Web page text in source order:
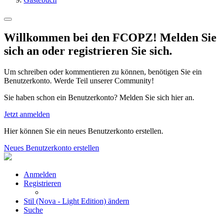
Willkommen bei den FCOPZ! Melden Sie
sich an oder registrieren Sie sich.
Um schreiben oder kommentieren zu können, benötigen Sie ein
Benutzerkonto. Werde Teil unserer Community!
Sie haben schon ein Benutzerkonto? Melden Sie sich hier an.
Jetzt anmelden
Hier können Sie ein neues Benutzerkonto erstellen.
Neues Benutzerkonto erstellen
Anmelden
Registrieren
Stil (Nova - Light Edition) ändern
Suche